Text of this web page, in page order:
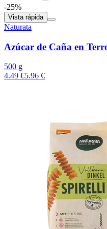
-25%
Vista rápida
Naturata
Azúcar de Caña en
500 g
4.49 €5.96 €